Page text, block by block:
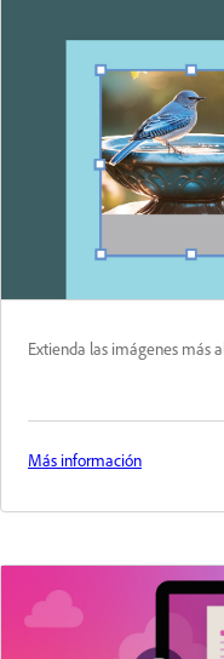
Extienda las imágenes más
Más información